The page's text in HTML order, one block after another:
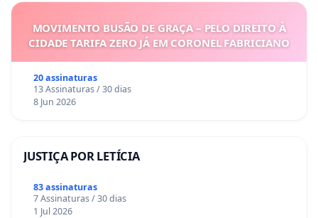
MOVIMENTO BUSÃO DE GRAÇA – PELO DIREITO À
CIDADE TARIFA ZERO JÁ EM CORONEL FABRICIANO
20 assinaturas
13 Assinaturas / 30 dias
8 Jun 2026
JUSTIÇA POR LETÍCIA
83 assinaturas
7 Assinaturas / 30 dias
1 Jul 2026